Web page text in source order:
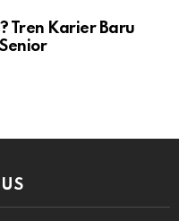
Tren Karier Baru